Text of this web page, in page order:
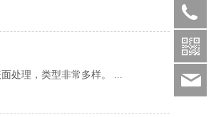
处理，类型非常多样。 ...
0510-